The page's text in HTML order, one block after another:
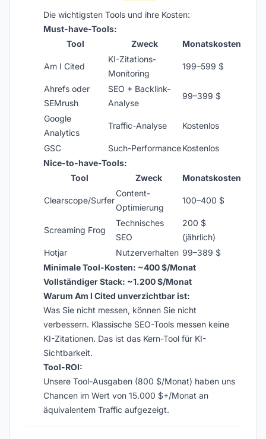
Die wichtigsten Tools und ihre Kosten:
Must-have-Tools:
Tool
Zweck Monatskosten
Am I Cited
KI-Zitations-
Monitoring
199–599 $
Ahrefs oder
SEMrush
SEO + Backlink-
Analyse
99–399 $
Google
Analytics
Traffic-Analyse Kostenlos
GSC Such-PerformanceKostenlos
Nice-to-have-Tools:
Tool
Zweck Monatskosten
Clearscope/Surfer
Content-
Optimierung
100–400 $
Screaming Frog
Technisches
SEO
200 $
(jährlich)
Hotjar
Nutzerverhalten 99–389 $
Minimale Tool-Kosten: ~400 $/Monat
Vollständiger Stack: ~1.200 $/Monat
Warum Am I Cited unverzichtbar ist:
Was Sie nicht messen, können Sie nicht
verbessern. Klassische SEO-Tools messen keine
KI-Zitationen. Das ist das Kern-Tool für KI-
Sichtbarkeit.
Tool-ROI:
Unsere Tool-Ausgaben (800 $/Monat) haben uns
Chancen im Wert von 15.000 $+/Monat an
äquivalentem Traffic aufgezeigt.